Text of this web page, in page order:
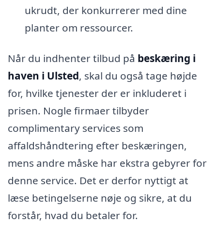
ukrudt, der konkurrerer med dine
planter om ressourcer.
Når du indhenter tilbud på beskæring i
haven i Ulsted, skal du også tage højde
for, hvilke tjenester der er inkluderet i
prisen. Nogle firmaer tilbyder
complimentary services som
affaldshåndtering efter beskæringen,
mens andre måske har ekstra gebyrer for
denne service. Det er derfor nyttigt at
læse betingelserne nøje og sikre, at du
forstår, hvad du betaler for.